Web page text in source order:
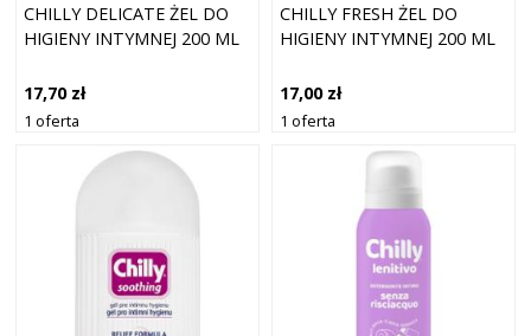
CHILLY DELICATE ŻEL DO
HIGIENY INTYMNEJ 200 ML
17,70 zł
1 oferta
CHILLY FRESH ŻEL DO
HIGIENY INTYMNEJ 200 ML
17,00 zł
1 oferta